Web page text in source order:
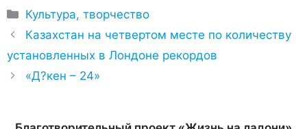
Рубрики
Культура, творчество
Казахстан на четвертом месте по количеству
установленных в Лондоне рекордов
«Д?кен – 24»